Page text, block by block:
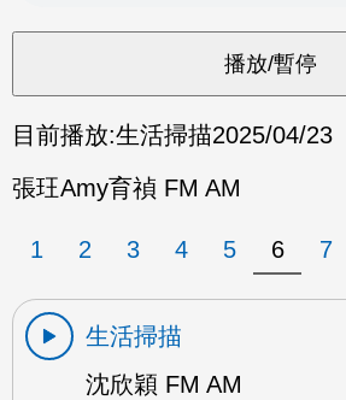
目前播放:生活掃描2025/04/23
張玨Amy育禎 FM AM
1 2 3 4 5 6 7
生活掃描
沈欣穎 FM AM